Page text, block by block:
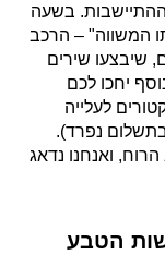
בשעה
המשווה" – הרכב
שיבצעו שירים
יחכו לכם
לעלייה
נפרד).
ואנחנו נדאג
העצמאות ה77 ברשות הטבע